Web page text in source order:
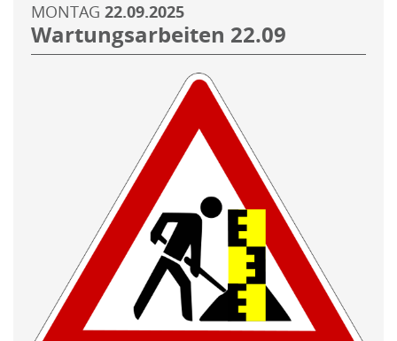
MONTAG 22.09.2025
Wartungsarbeiten 22.09